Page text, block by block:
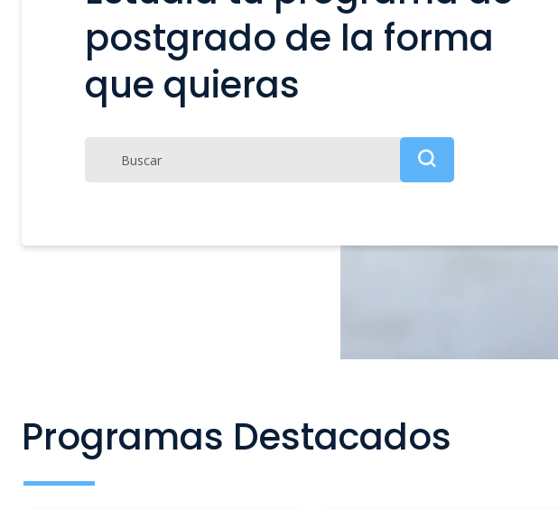
postgrado de la forma
que quieras
Programas Destacados